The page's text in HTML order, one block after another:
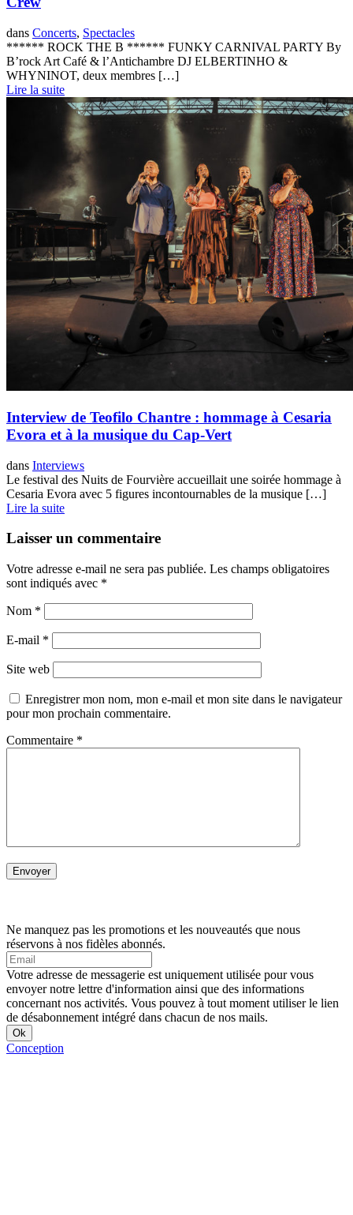
dans Concerts, Spectacles
****** ROCK THE B ****** FUNKY CARNIVAL PARTY By
B’rock Art Café & l’Antichambre DJ ELBERTINHO &
WHYNINOT, deux membres […]
Lire la suite
Interview de Teofilo Chantre : hommage à Cesaria
Evora et à la musique du Cap-Vert
dans Interviews
Le festival des Nuits de Fourvière accueillait une soirée hommage à
Cesaria Evora avec 5 figures incontournables de la musique […]
Lire la suite
Laisser un commentaire
Votre adresse e-mail ne sera pas publiée. Les champs obligatoires
sont indiqués avec *
Nom *
E-mail *
Site web
Enregistrer mon nom, mon e-mail et mon site dans le navigateur
pour mon prochain commentaire.
Commentaire *
Ne manquez pas les promotions et les nouveautés que nous
réservons à nos fidèles abonnés.
Votre adresse de messagerie est uniquement utilisée pour vous
envoyer notre lettre d'information ainsi que des informations
concernant nos activités. Vous pouvez à tout moment utiliser le lien
de désabonnement intégré dans chacun de nos mails.
Conception